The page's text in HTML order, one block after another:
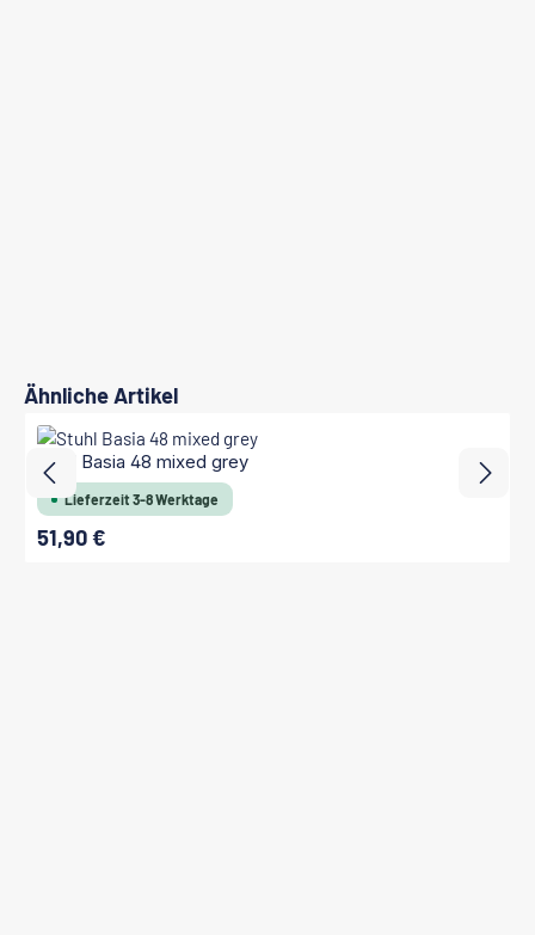
Produktgalerie überspringen
Ähnliche Artikel
Stuhl Basia 48 mixed grey
Lieferzeit 3-8 Werktage
Regulärer Preis:
51,90 €